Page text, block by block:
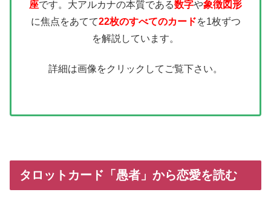
座です。大アルカナの本質である数字や象徴図形
に焦点をあてて22枚のすべてのカードを1枚ずつ
を解説しています。
詳細は画像をクリックしてご覧下さい。
タロットカード「愚者」から恋愛を読む